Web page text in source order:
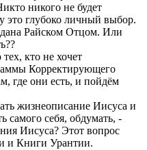
никого не будет
это глубоко личный выбор.
Райском Отцом. Или
кто не хочет
Корректирующего
где они есть, и пойдём
жизнеописание Иисуса и
самого себя, обдумать, -
Иисуса? Этот вопрос
и Книги Урантии.